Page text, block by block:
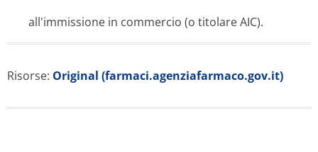
all'immissione in commercio (o titolare AIC).
Risorse: Original (farmaci.agenziafarmaco.gov.it)